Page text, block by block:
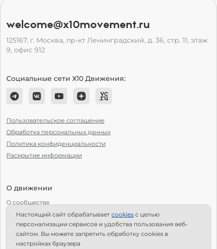
welcome@x10movement.ru
125167, г. Москва, пр-кт Ленинградский, д. 36, стр. 11, этаж
9, офис 912
Социальные сети Х10 Движения:
Пользовательское соглашение
Обработка персональных данных
Политика конфиденциальности
Раскрытие информации
О движении
О сообществе
С чего начать?
Структура Х10
Как стать региональным лидером?
Настоящий сайт обрабатывает сookies с целью
персонализации сервисов и удобства пользования веб-
сайтом. Вы можете запретить обработку сookies в
настройках браузера